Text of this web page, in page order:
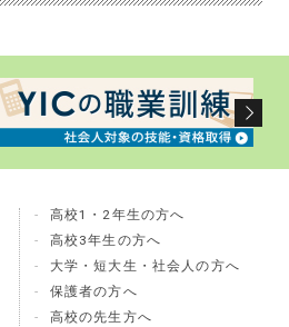
高校1・2年生の方へ
高校3年生の方へ
大学・短大生・社会人の方へ
保護者の方へ
高校の先生方へ